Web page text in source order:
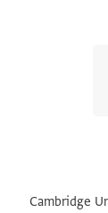
تدوير
Cambridge